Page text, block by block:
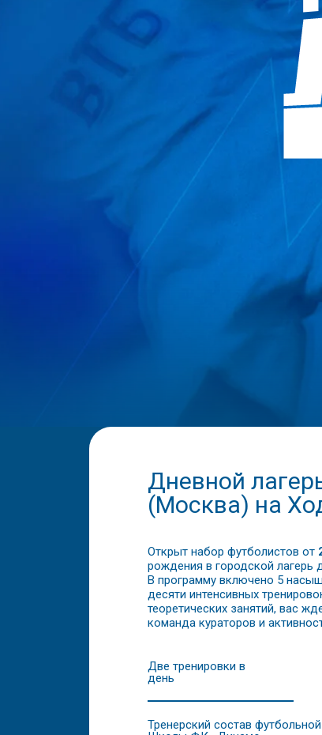
Дневной
(Москва) на
Открыт набор футболистов от
рождения в городской лагерь
В программу включено 5
десяти интенсивных
теоретических занятий, вас
команда кураторов и
Две тренировки в
день
Тренерский состав футбольной